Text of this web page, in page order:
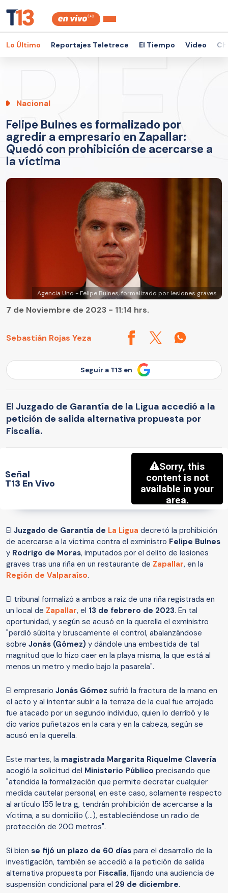
Lo Último Reportajes Teletrece El Tiempo Video
Nacional
Felipe Bulnes es formalizado por
agredir a empresario en Zapallar:
Quedó con prohibición de acercarse a
la víctima
Agencia Uno - Felipe Bulnes, formalizado por lesiones graves
Sebastián Rojas Yeza
7 de Noviembre de 2023 - 11:14 hrs.
Seguir a T13 en
El Juzgado de Garantía de la Ligua accedió a la
petición de salida alternativa propuesta por
Fiscalía.
Señal
T13 En Vivo
El Juzgado de Garantía de La Ligua decretó la prohibición
de acercarse a la víctima contra el exministro Felipe Bulnes
y Rodrigo de Moras, imputados por el delito de lesiones
graves tras una riña en un restaurante de Zapallar, en la
Región de Valparaíso.
El tribunal formalizó a ambos a raíz de una riña registrada en
un local de Zapallar, el 13 de febrero de 2023. En tal
oportunidad, y según se acusó en la querella el exministro
"perdió súbita y bruscamente el control, abalanzándose
sobre Jonás (Gómez) y dándole una embestida de tal
magnitud que lo hizo caer en la playa misma, la que está al
menos un metro y medio bajo la pasarela".
El empresario Jonás Gómez sufrió la fractura de la mano en
el acto y al intentar subir a la terraza de la cual fue arrojado
fue atacado por un segundo individuo, quien lo derribó y le
dio varios puñetazos en la cara y en la cabeza, según se
acusó en la querella.
Este martes, la magistrada Margarita Riquelme Clavería
acogió la solicitud del Ministerio Público precisando que
"atendida la formalización que permite decretar cualquier
medida cautelar personal, en este caso, solamente respecto
al artículo 155 letra g, tendrán prohibición de acercarse a la
víctima, a su domicilio (...), estableciéndose un radio de
protección de 200 metros".
Si bien se fijó un plazo de 60 días para el desarrollo de la
investigación, también se accedió a la petición de salida
alternativa propuesta por Fiscalía, fijando una audiencia de
suspensión condicional para el 29 de diciembre.